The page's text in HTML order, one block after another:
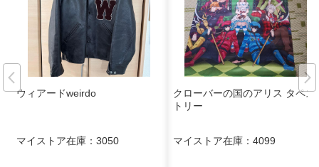
ウィアードweirdo
マイストア在庫： 3050
クローバーの国のアリス タペス
トリー
マイストア在庫： 4099